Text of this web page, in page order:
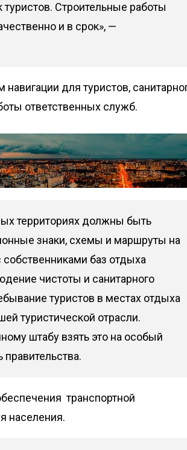
туристов. Строительные работы
и в срок», —
для туристов,
ответственных служб.
территориях должны быть
знаки, схемы и маршруты на
баз отдыха
чистоты и санитарного
туристов в местах отдыха
туристической отрасли.
штабу взять это на особый
транспортной
населения.